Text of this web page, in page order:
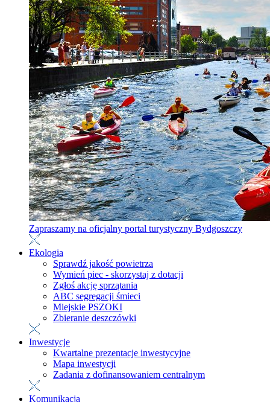
Zapraszamy na oficjalny portal turystyczny Bydgoszczy
Ekologia
Sprawdź jakość powietrza
Wymień piec - skorzystaj z dotacji
Zgłoś akcję sprzątania
ABC segregacji śmieci
Miejskie PSZOKI
Zbieranie deszczówki
Inwestycje
Kwartalne prezentacje inwestycyjne
Mapa inwestycji
Zadania z dofinansowaniem centralnym
Komunikacja